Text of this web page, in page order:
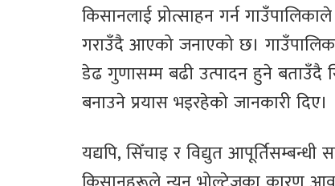
किसानलाई प्रोत्साहन गर्न
गराउँदै आएको जनाएको छ।
डेढ गुणासम्म बढी उत्पादन हुने बताउँदै
बनाउने प्रयास भइरहेको जानकारी दिए।
यद्यपि, सिँचाइ र विद्युत